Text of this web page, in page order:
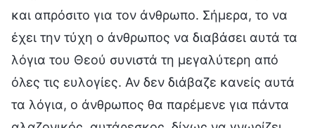
και απρόσιτο για τον άνθρωπο. Σήμερα, το να
έχει την τύχη ο άνθρωπος να διαβάσει αυτά τα
λόγια του Θεού συνιστά τη μεγαλύτερη από
όλες τις ευλογίες. Αν δεν διάβαζε κανείς αυτά
τα λόγια, ο άνθρωπος θα παρέμενε για πάντα